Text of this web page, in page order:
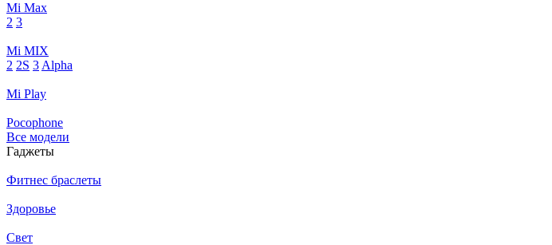
Mi Max
2 3
Mi MIX
2 2S 3 Alpha
Mi Play
Pocophone
Все модели
Гаджеты
Фитнес браслеты
Здоровье
Свет